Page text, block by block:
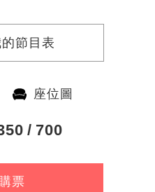
節目表
座位圖
700
票